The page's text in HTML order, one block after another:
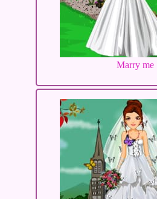
Marry me